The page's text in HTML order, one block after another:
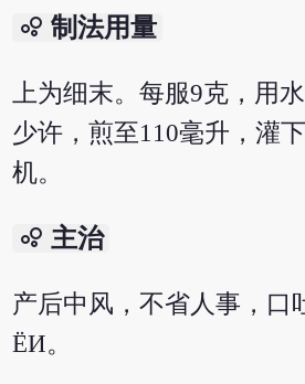
bubble_chart 制法用量
上为细末。每服9克，用
少许，煎至110毫升，灌
机。
bubble_chart 主治
产后中风，不省人事，口
ЁИ。